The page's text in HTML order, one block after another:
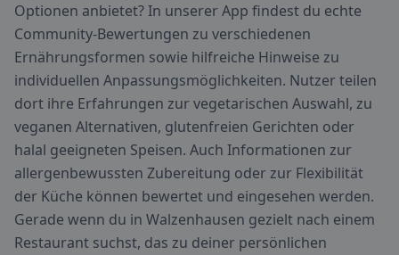
Optionen anbietet? In unserer App findest du echte
Community-Bewertungen zu verschiedenen
Ernährungsformen sowie hilfreiche Hinweise zu
individuellen Anpassungsmöglichkeiten. Nutzer teilen
dort ihre Erfahrungen zur vegetarischen Auswahl, zu
veganen Alternativen, glutenfreien Gerichten oder
halal geeigneten Speisen. Auch Informationen zur
allergenbewussten Zubereitung oder zur Flexibilität
der Küche können bewertet und eingesehen werden.
Gerade wenn du in Walzenhausen gezielt nach einem
Restaurant suchst, das zu deiner persönlichen